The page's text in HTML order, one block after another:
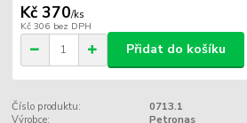
Kč 370/ks
Kč 306 bez DPH
Přidat do košíku
Číslo produktu:
0713.1
Výrobce:
Petronas